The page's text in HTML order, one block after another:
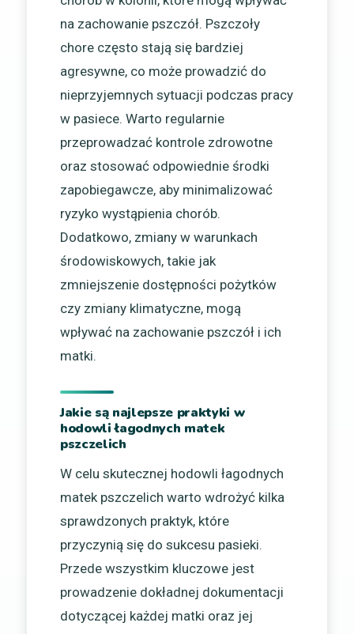
na zachowanie pszczół. Pszczoły
chore często stają się bardziej
agresywne, co może prowadzić do
nieprzyjemnych sytuacji podczas pracy
w pasiece. Warto regularnie
przeprowadzać kontrole zdrowotne
oraz stosować odpowiednie środki
zapobiegawcze, aby minimalizować
ryzyko wystąpienia chorób.
Dodatkowo, zmiany w warunkach
środowiskowych, takie jak
zmniejszenie dostępności pożytków
czy zmiany klimatyczne, mogą
wpływać na zachowanie pszczół i ich
matki.
Jakie są najlepsze praktyki w
hodowli łagodnych matek
pszczelich
W celu skutecznej hodowli łagodnych
matek pszczelich warto wdrożyć kilka
sprawdzonych praktyk, które
przyczynią się do sukcesu pasieki.
Przede wszystkim kluczowe jest
prowadzenie dokładnej dokumentacji
dotyczącej każdej matki oraz jej